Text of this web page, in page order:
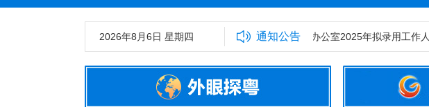
2026年8月6日 星期四 通知公告
中共广东省委外事工作委员会办公室2025年拟录用工作人员名单公示